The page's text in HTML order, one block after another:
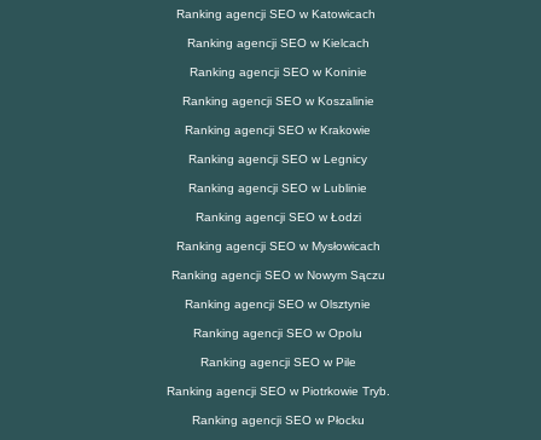
Ranking agencji SEO w Katowicach
Ranking agencji SEO w Kielcach
Ranking agencji SEO w Koninie
Ranking agencji SEO w Koszalinie
Ranking agencji SEO w Krakowie
Ranking agencji SEO w Legnicy
Ranking agencji SEO w Lublinie
Ranking agencji SEO w Łodzi
Ranking agencji SEO w Mysłowicach
Ranking agencji SEO w Nowym Sączu
Ranking agencji SEO w Olsztynie
Ranking agencji SEO w Opolu
Ranking agencji SEO w Pile
Ranking agencji SEO w Piotrkowie Tryb.
Ranking agencji SEO w Płocku